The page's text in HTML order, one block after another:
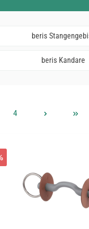
beris
beris Kandare
Seite
4